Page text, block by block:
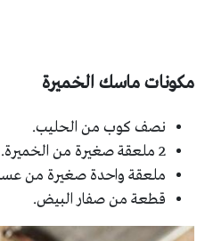
مكونات ماسك الخميرة
نصف كوب من الحليب.
2 ملعقة صغيرة من الخميرة.
ملعقة واحدة صغيرة من
قطعة من صفار البيض.